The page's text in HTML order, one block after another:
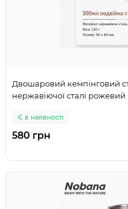
Двошаровий кемпінговий
нержавіючої сталі рожевий
Є в наявності
580 грн